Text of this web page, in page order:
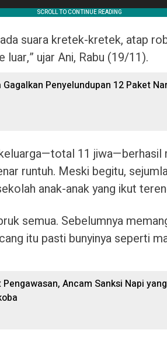
suara kretek-kretek, atap
luar,” ujar Ani, Rabu (19/11).
Penyelundupan 12 Paket
11 jiwa—berhasil
runtuh. Meski begitu,
anak-anak yang ikut
semua. Sebelumnya
itu pasti bunyinya seperti
Ancam Sanksi Napi